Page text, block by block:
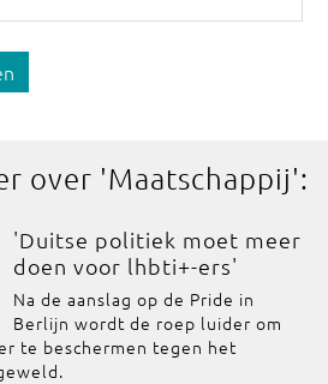
over 'Maatschappij':
'Duitse politiek moet meer
doen voor lhbti+-ers'
Na de aanslag op de Pride in
Berlijn wordt de roep luider om
te beschermen tegen het